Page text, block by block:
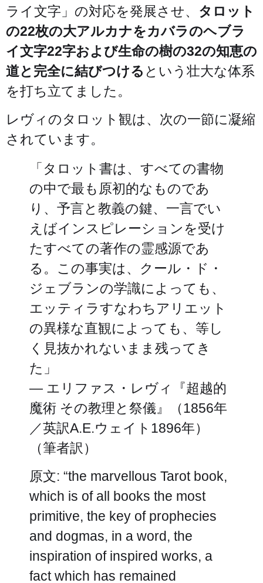
ライ文字」の対応を発展させ、 タロット
の22枚の大アルカナをカバラのヘブラ
イ文字22字および生命の樹の32の知恵の
道と完全に結びつける という壮大な体系
を打ち立てました。
レヴィのタロット観は、次の一節に凝縮
されています。
「タロット書は、すべての書物
の中で最も原初的なものであ
り、予言と教義の鍵、一言でい
えばインスピレーションを受け
たすべての著作の霊感源であ
る。この事実は、クール・ド・
ジェブランの学識によっても、
エッティラすなわちアリエット
の異様な直観によっても、等し
く見抜かれないまま残ってき
た」
— エリファス・レヴィ『超越的
魔術 その教理と祭儀』（1856年
／英訳A.E.ウェイト1896年）
（筆者訳）
原文: “the marvellous Tarot book,
which is of all books the most
primitive, the key of prophecies
and dogmas, in a word, the
inspiration of inspired works, a
fact which has remained